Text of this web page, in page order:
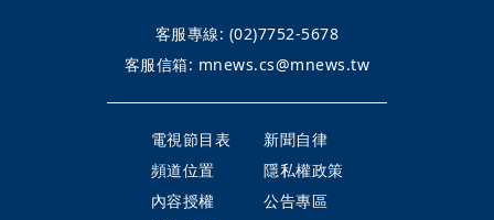
客服專線: (02)7752-5678
客服信箱: mnews.cs@mnews.tw
電視節目表
新聞自律
頻道位置
隱私權政策
內容授權
公告專區